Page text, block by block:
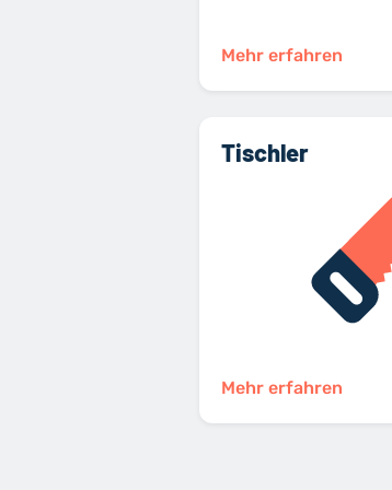
Mehr erfahren
Tischler
Mehr erfahren